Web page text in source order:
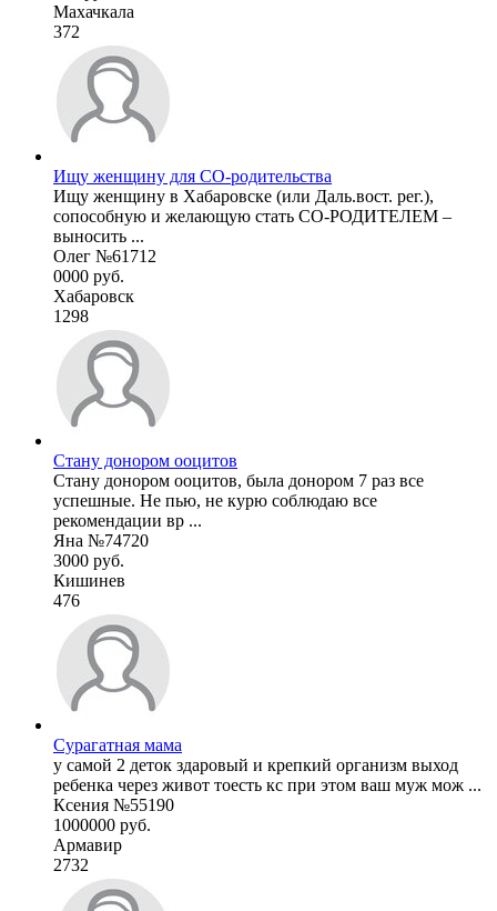
Махачкала
372
Ищу женщину для СО-родительства
Ищу женщину в Хабаровске (или Даль.вост. рег.),
сопособную и желающую стать СО-РОДИТЕЛЕМ –
выносить ...
Олег №61712
0000 руб.
Хабаровск
1298
Стану донором ооцитов
Стану донором ооцитов, была донором 7 раз все
успешные. Не пью, не курю соблюдаю все
рекомендации вр ...
Яна №74720
3000 руб.
Кишинев
476
Сурагатная мама
у самой 2 деток здаровый и крепкий организм выход
ребенка через живот тоесть кс при этом ваш муж мож ...
Ксения №55190
1000000 руб.
Армавир
2732